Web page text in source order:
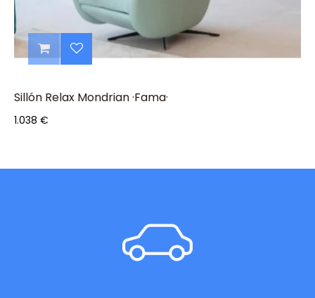
Sillón Relax Mondrian ·Fama·
Precio
1.038 €